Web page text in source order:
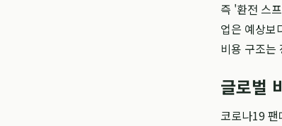
즉 '환전 스
업은 예상보
비용 구조는
글로벌
코로나19 팬